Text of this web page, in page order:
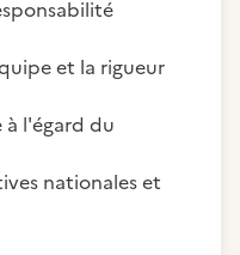
et la rigueur
l'égard du
nationales et